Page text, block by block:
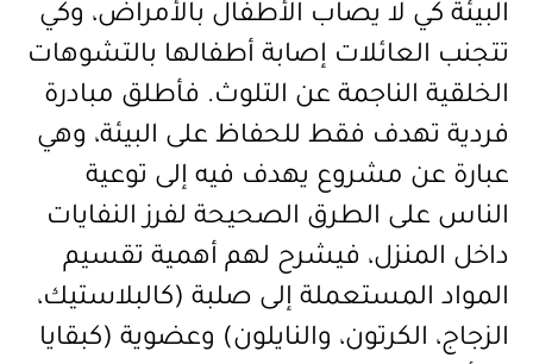
البيئة كي لا يصاب الأطفال بالأمراض، وكي
تتجنب العائلات إصابة أطفالها بالتشوهات
الخلقية الناجمة عن التلوث. فأطلق مبادرة
فردية تهدف فقط للحفاظ على البيئة، وهي
عبارة عن مشروع يهدف فيه إلى توعية
الناس على الطرق الصحيحة لفرز النفايات
داخل المنزل، فيشرح لهم أهمية تقسيم
المواد المستعملة إلى صلبة (كالبلاستيك،
الزجاج، الكرتون، والنايلون) وعضوية (كبقايا